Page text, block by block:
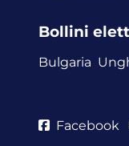
Bollini
Bulgaria
Facebook